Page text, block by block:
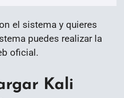
el sistema y quieres
puedes realizar la
oficial.
Kali